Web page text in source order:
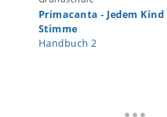
Primacanta - Jedem Kind
Stimme
Handbuch 2